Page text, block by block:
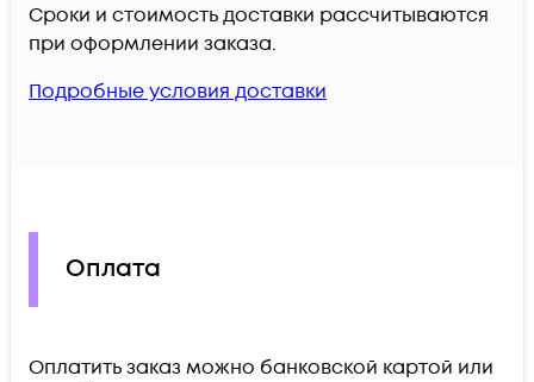
Сроки и стоимость доставки рассчитываются
при оформлении заказа.
Подробные условия доставки
Оплата
Оплатить заказ можно банковской картой или